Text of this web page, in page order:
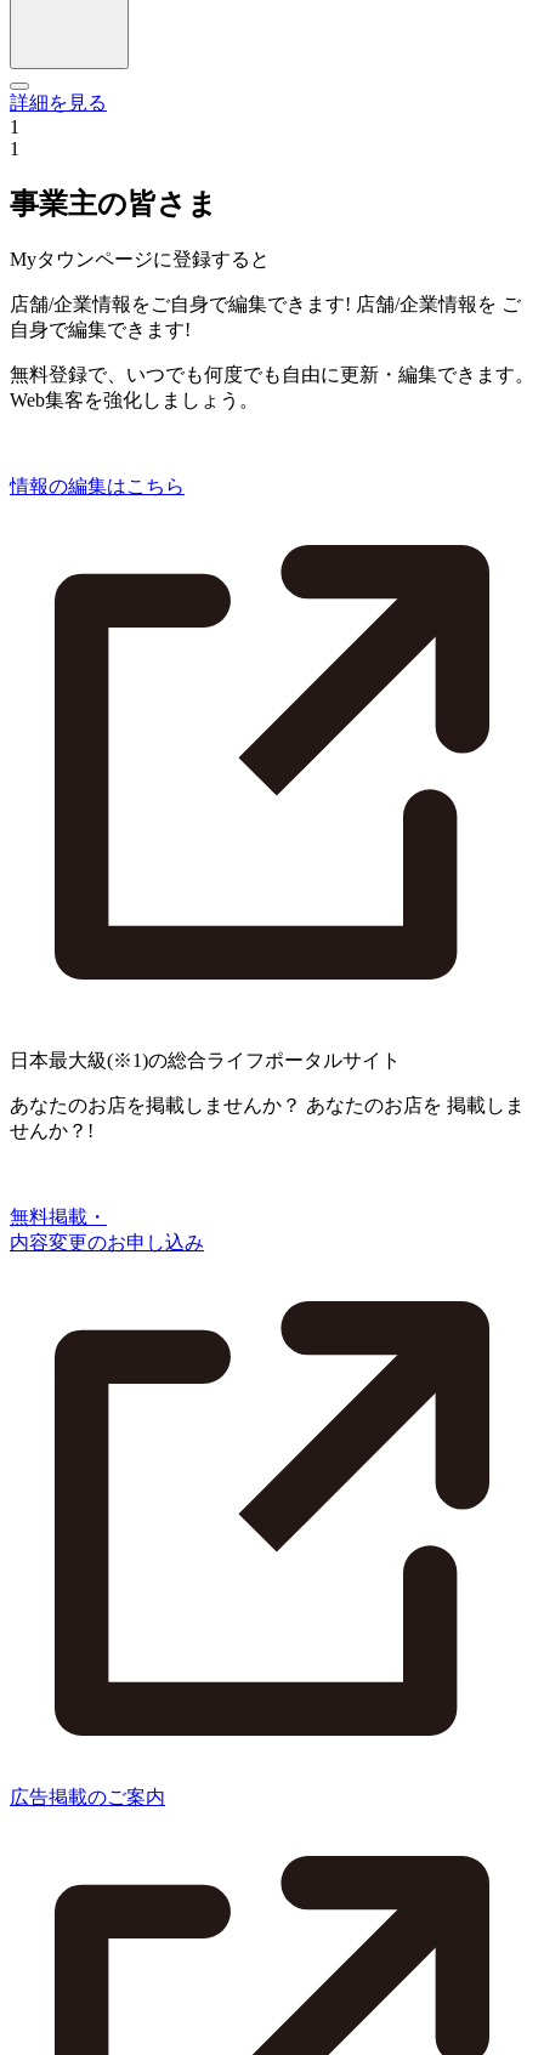
詳細を見る
1
1
事業主の皆さま
Myタウンページに登録すると
店舗/企業情報をご自身で編集できます! 店舗/企業情報を ご
自身で編集できます!
無料登録で、いつでも何度でも自由に更新・編集できます。
Web集客を強化しましょう。
情報の編集はこちら
日本最大級(※1)の総合ライフポータルサイト
あなたのお店を掲載しませんか？ あなたのお店を 掲載しま
せんか？!
無料掲載・
内容変更のお申し込み
広告掲載のご案内